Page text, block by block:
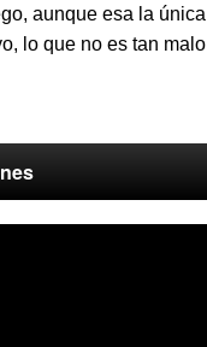
aunque esa la
lo que no es tan